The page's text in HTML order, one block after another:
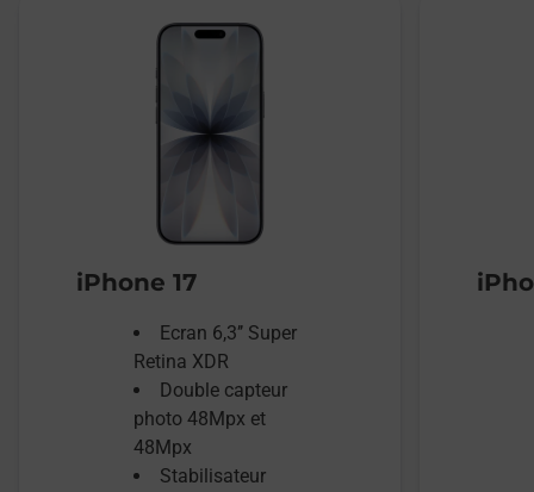
iPhone 17
Ecran 6,3’’ Super
Retina XDR
Double capteur
photo 48Mpx et
48Mpx
Stabilisateur